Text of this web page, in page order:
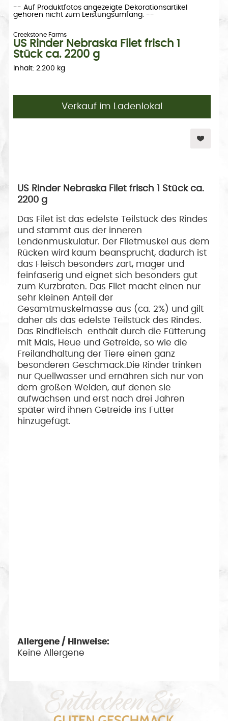
-- Auf Produktfotos angezeigte Dekorationsartikel
gehören nicht zum Leistungsumfang. --
Creekstone Farms
US Rinder Nebraska Filet frisch 1
Stück ca. 2200 g
Inhalt: 2.200 kg
Verkauf im Ladenlokal
US Rinder Nebraska Filet frisch 1 Stück ca.
2200 g
Das Filet ist das edelste Teilstück des Rindes
und stammt aus der inneren
Lendenmuskulatur. Der Filetmuskel aus dem
Rücken wird kaum beansprucht, dadurch ist
das Fleisch besonders zart, mager und
feinfaserig und eignet sich besonders gut
zum Kurzbraten. Das Filet macht einen nur
sehr kleinen Anteil der
Gesamtmuskelmasse aus (ca. 2%) und gilt
daher als das edelste Teilstück des Rindes.
Das Rindfleisch enthält durch die Fütterung
mit Mais, Heue und Getreide, so wie die
Freilandhaltung der Tiere einen ganz
besonderen Geschmack.Die Rinder trinken
nur Quellwasser und ernähren sich nur von
dem großen Weiden, auf denen sie
aufwachsen und erst nach drei Jahren
später wird ihnen Getreide ins Futter
hinzugefügt.
Allergene / Hinweise:
Keine Allergene